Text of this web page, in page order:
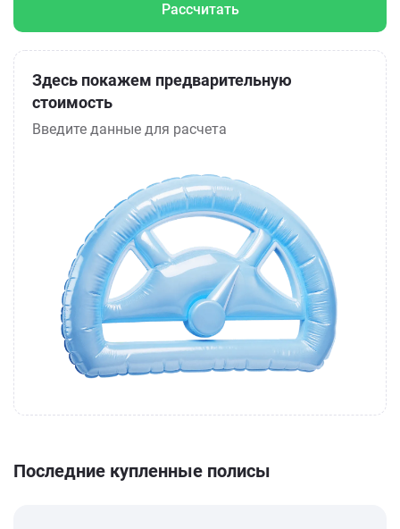
Рассчитать
Здесь покажем предварительную
стоимость
Введите данные для расчета
Последние купленные полисы